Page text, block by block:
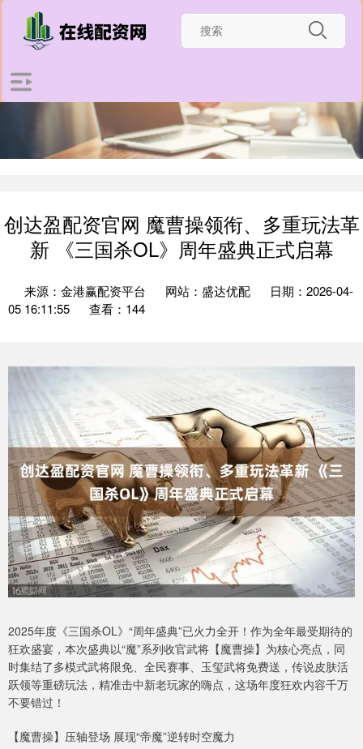
创达盈配资官网 魔曹操领衔、多重玩法革
新 《三国杀OL》周年盛典正式启幕
来源：金港赢配资平台 网站：盛达优配
日期：2026-04-
05 16:11:55
查看：144
2025年度《三国杀OL》“周年盛典”已火力全开！作为全年最受期待的
狂欢盛宴，本次盛典以“魔”系列收官武将【魔曹操】为核心亮点，同
时集结了多模式武将限免、全民赛事、玉玺武将免费送，传说皮肤活
跃领等重磅玩法，精准击中新老玩家的嗨点，这场年度狂欢内容千万
不要错过！
【魔曹操】压轴登场 展现“帝魔”逆转时空魔力